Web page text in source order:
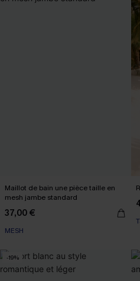
Maillot de bain une pièce taille en
mesh jambe standard
37,00 €
MESH
-19%